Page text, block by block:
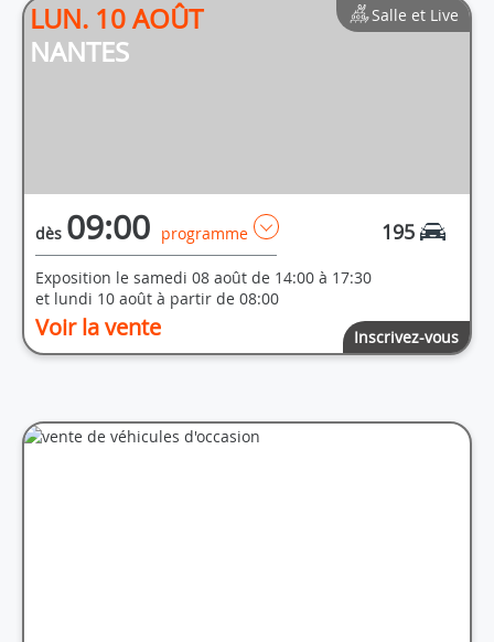
LUN. 10 AOÛT
NANTES
Salle et Live
dès 09:00 programme 195
Exposition le samedi 08 août de 14:00 à 17:30
et lundi 10 août à partir de 08:00
Voir la vente Inscrivez-vous